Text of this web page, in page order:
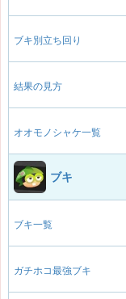
ブキ別立ち回り
結果の見方
オオモノシャケ一覧
ブキ
ブキ一覧
ガチホコ最強ブキ